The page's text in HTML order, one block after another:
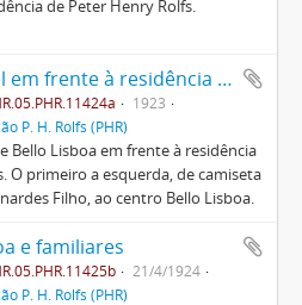
de Peter Henry Rolfs.
Automóvel em frente à residência de servidores
1923
P. H. Rolfs (PHR)
Bello Lisboa em frente à residência
O primeiro a esquerda, de camiseta
Filho, ao centro Bello Lisboa.
e familiares
21/4/1924
P. H. Rolfs (PHR)